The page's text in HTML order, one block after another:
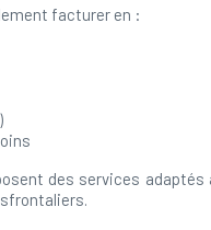
facturer en :
des services